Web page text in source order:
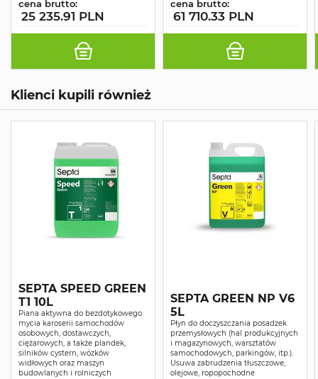
cena brutto:
25 235.91 PLN
cena brutto:
61 710.33 PLN
Klienci kupili również
SEPTA SPEED GREEN
T1 10L
Piana aktywna do bezdotykowego
mycia karoserii samochodów
osobowych, dostawczych,
ciężarowych, a także plandek,
silników cystern, wózków
widłowych oraz maszyn
budowlanych i rolniczych
SEPTA GREEN NP V6
5L
Płyn do doczyszczania posadzek
przemysłowych (hal produkcyjnych
i magazynowych, warsztatów
samochodowych, parkingów, itp.).
Usuwa zabrudzenia tłuszczowe,
olejowe, ropopochodne